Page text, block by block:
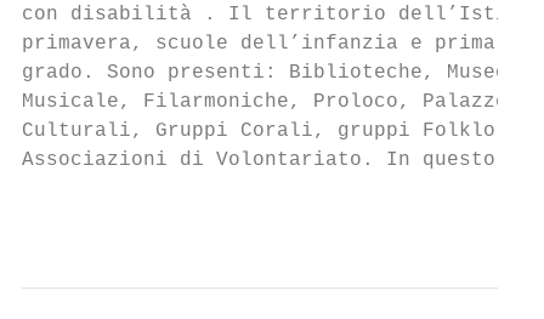
con disabilità . Il territorio
primavera, scuole dell’infanzia e
grado. Sono presenti: Biblioteche, Museo
Musicale, Filarmoniche, Proloco,
Culturali, Gruppi Corali, gruppi
Associazioni di Volontariato. In questo